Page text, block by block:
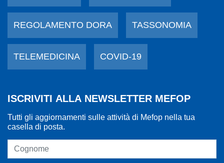
REGOLAMENTO DORA TASSONOMIA
TELEMEDICINA COVID-19
ISCRIVITI ALLA NEWSLETTER MEFOP
Tutti gli aggiornamenti sulle attività di Mefop nella tua
casella di posta.